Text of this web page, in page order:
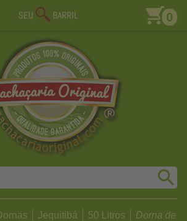
0
Jequitibá 50 Litros Dorna de